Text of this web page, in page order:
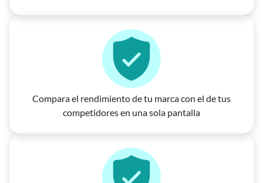
Compara el rendimiento de tu marca con el de tus
competidores en una sola pantalla